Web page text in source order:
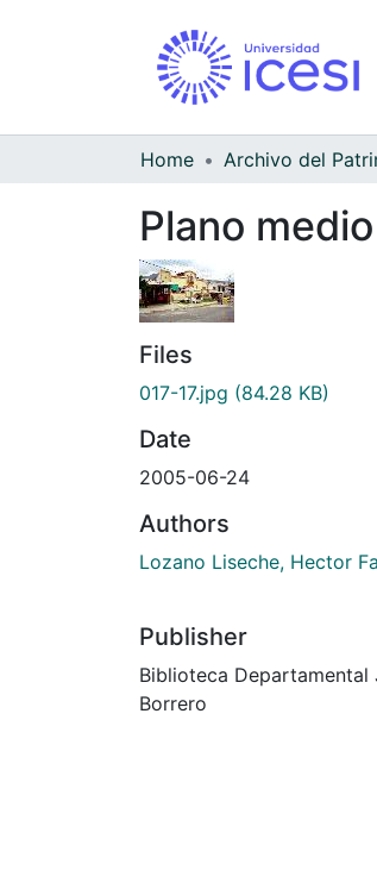
Home
Plano medio
Files
017-17.jpg (84.28 KB)
Date
2005-06-24
Authors
Lozano Liseche, Hector
Publisher
Biblioteca Departamental
Borrero